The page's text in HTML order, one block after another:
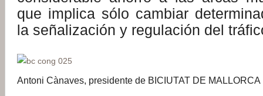
que implica sólo cambiar
la señalización y regulación del
Antoni Cànaves, presidente de BICIUTAT DE MALLORCA